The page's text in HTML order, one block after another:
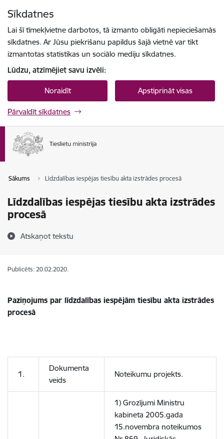
Sīkdatnes
Lai šī tīmekļvietne darbotos, tā izmanto obligāti nepieciešamās
sīkdatnes. Ar Jūsu piekrišanu papildus šajā vietnē var tikt
izmantotas statistikas un sociālo mediju sīkdatnes.
Lūdzu, atzīmējiet savu izvēli:
Noraidīt Apstiprināt visas
Pārvaldīt sīkdatnes
Sākums Līdzdalības iespējas tiesību akta izstrādes procesā
Līdzdalības iespējas tiesību akta izstrādes
procesā
Atskaņot tekstu
Publicēts: 20.02.2020.
Paziņojums par līdzdalības iespējām tiesību akta izstrādes
procesā
1.
Dokumenta
veids
Noteikumu projekts.
1) Grozījumi Ministru
kabineta 2005.gada
15.novembra noteikumos